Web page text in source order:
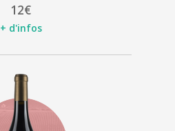
12€
+ d'infos